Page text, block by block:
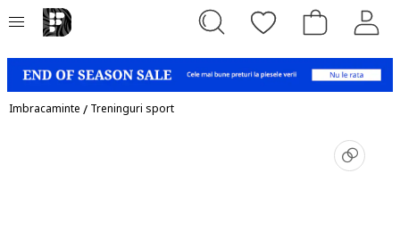
Imbracaminte / Treninguri sport